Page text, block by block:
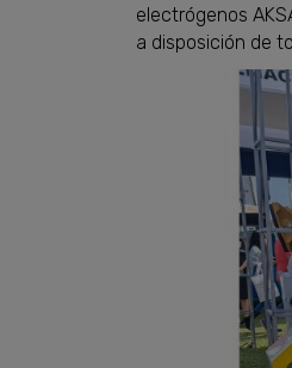
electrógenos
a disposición de